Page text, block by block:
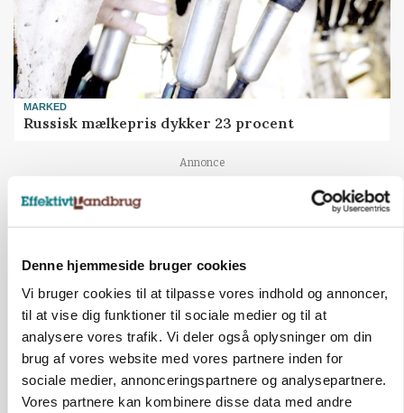
Denne hjemmeside bruger cookies
Vi bruger cookies til at tilpasse vores indhold og annoncer,
til at vise dig funktioner til sociale medier og til at
analysere vores trafik. Vi deler også oplysninger om din
brug af vores website med vores partnere inden for
sociale medier, annonceringspartnere og analysepartnere.
Vores partnere kan kombinere disse data med andre
MARKED
Russisk mælkepris dykker 23 procent
Annonce
POLITIK